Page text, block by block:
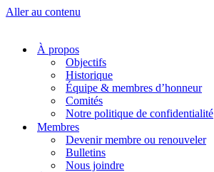
Aller au contenu
À propos
Objectifs
Historique
Équipe & membres d’honneur
Comités
Notre politique de confidentialité
Membres
Devenir membre ou renouveler
Bulletins
Nous joindre